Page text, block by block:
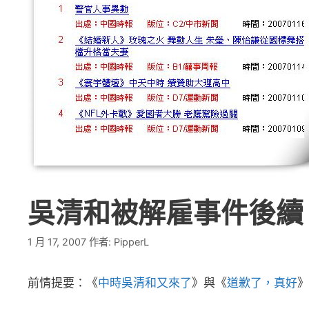
吳清和被解雇事件後續
1 月 17, 2007 作者: PipperL
前情提要：《中時吳清和又來了》與《道歉了，真好